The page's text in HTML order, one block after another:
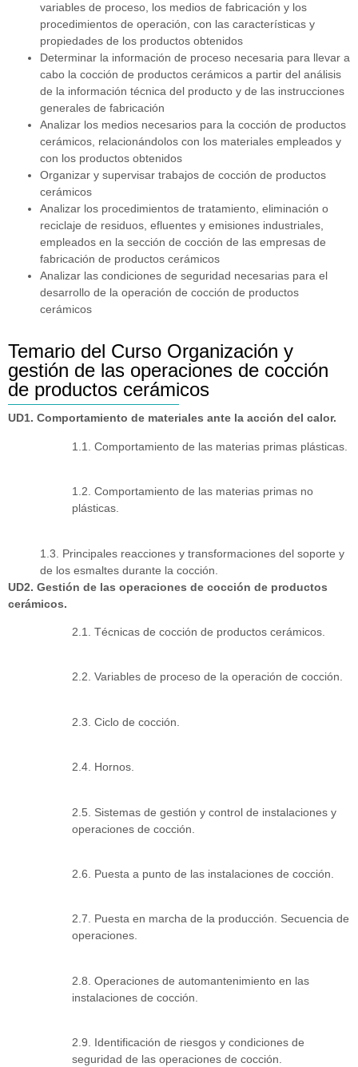
variables de proceso, los medios de fabricación y los
procedimientos de operación, con las características y
propiedades de los productos obtenidos
Determinar la información de proceso necesaria para llevar a
cabo la cocción de productos cerámicos a partir del análisis
de la información técnica del producto y de las instrucciones
generales de fabricación
Analizar los medios necesarios para la cocción de productos
cerámicos, relacionándolos con los materiales empleados y
con los productos obtenidos
Organizar y supervisar trabajos de cocción de productos
cerámicos
Analizar los procedimientos de tratamiento, eliminación o
reciclaje de residuos, efluentes y emisiones industriales,
empleados en la sección de cocción de las empresas de
fabricación de productos cerámicos
Analizar las condiciones de seguridad necesarias para el
desarrollo de la operación de cocción de productos
cerámicos
Temario del Curso Organización y
gestión de las operaciones de cocción
de productos cerámicos
UD1. Comportamiento de materiales ante la acción del calor.
1.1. Comportamiento de las materias primas plásticas.
1.2. Comportamiento de las materias primas no
plásticas.
1.3. Principales reacciones y transformaciones del soporte y
de los esmaltes durante la cocción.
UD2. Gestión de las operaciones de cocción de productos
cerámicos.
2.1. Técnicas de cocción de productos cerámicos.
2.2. Variables de proceso de la operación de cocción.
2.3. Ciclo de cocción.
2.4. Hornos.
2.5. Sistemas de gestión y control de instalaciones y
operaciones de cocción.
2.6. Puesta a punto de las instalaciones de cocción.
2.7. Puesta en marcha de la producción. Secuencia de
operaciones.
2.8. Operaciones de automantenimiento en las
instalaciones de cocción.
2.9. Identificación de riesgos y condiciones de
seguridad de las operaciones de cocción.